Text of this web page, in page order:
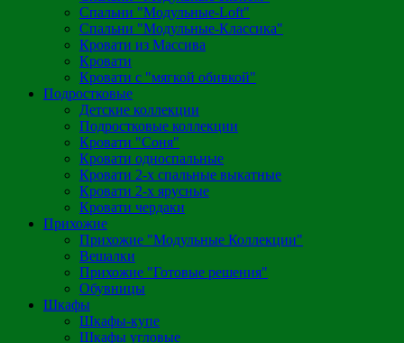
Спальни "Модульные-Loft"
Спальни "Модульные-Классика"
Кровати из Массива
Кровати
Кровати с "мягкой обивкой"
Подростковые
Детские коллекции
Подростковые коллекции
Кровати "Соня"
Кровати односпальные
Кровати 2-х спальные выкатные
Кровати 2-х ярусные
Кровати чердаки
Прихожие
Прихожие "Модульные Коллекции"
Вешалки
Прихожие "Готовые решения"
Обувницы
Шкафы
Шкафы-купе
Шкафы угловые